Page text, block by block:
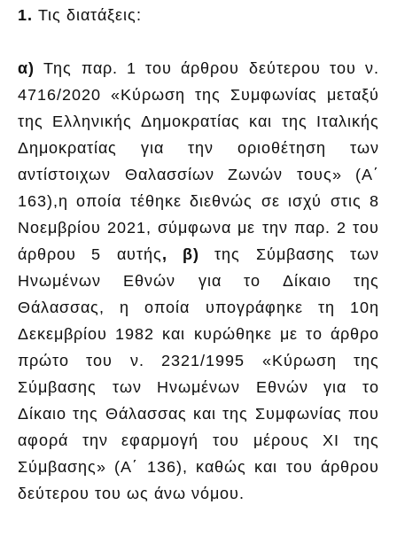
1. Τις διατάξεις:
α) Της παρ. 1 του άρθρου δεύτερου του ν.
4716/2020 «Κύρωση της Συμφωνίας μεταξύ
της Ελληνικής Δημοκρατίας και της Ιταλικής
Δημοκρατίας για την οριοθέτηση των
αντίστοιχων Θαλασσίων Ζωνών τους» (Α΄
163),η οποία τέθηκε διεθνώς σε ισχύ στις 8
Νοεμβρίου 2021, σύμφωνα με την παρ. 2 του
άρθρου 5 αυτής, β)
της Σύμβασης των
Ηνωμένων Εθνών για το Δίκαιο της
Θάλασσας, η οποία υπογράφηκε τη 10η
Δεκεμβρίου 1982 και κυρώθηκε με το άρθρο
πρώτο του ν. 2321/1995 «Κύρωση της
Σύμβασης των Ηνωμένων Εθνών για το
Δίκαιο της Θάλασσας και της Συμφωνίας που
αφορά την εφαρμογή του μέρους XI της
Σύμβασης» (Α΄ 136), καθώς και του άρθρου
δεύτερου του ως άνω νόμου.